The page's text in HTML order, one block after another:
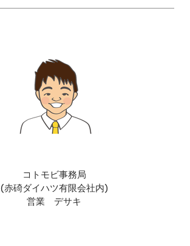
コトモビ事務局
(​赤碕ダイハツ有限会社内)
営業 デサキ